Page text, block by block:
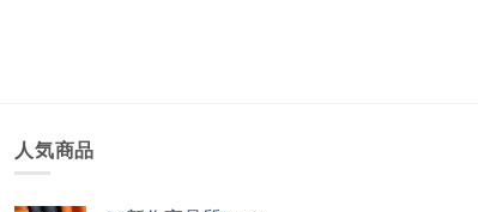
人気商品